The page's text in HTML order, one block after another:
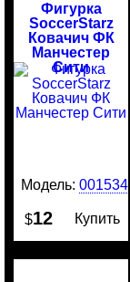
Фигурка
SoccerStarz
Ковачич ФК
Манчестер
Сити
Модель:0015340
$12 Купить